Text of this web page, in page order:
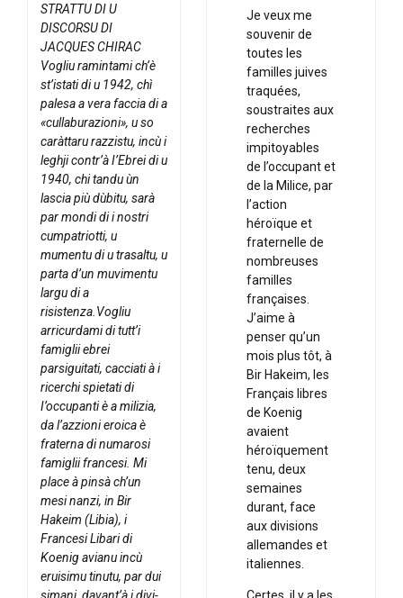
STRATTU DI U
DISCORSU DI
JACQUES CHIRAC
Vogliu ramintami ch’è
st’istati di u 1942, chì
palesa a vera faccia di a
«cullaburazioni», u so
caràttaru razzistu, incù i
leghji contr’à I’Ebrei di u
1940, chi tandu ùn
lascia più dùbitu, sarà
par mondi di i nostri
cumpatriotti, u
mumentu di u trasaltu, u
parta d’un muvimentu
largu di a
risistenza. Vogliu
arricurdami di tutt’i
famiglii ebrei
parsiguitati, cacciati à i
ricerchi spietati di
I’occupanti è a milizia,
da l’azzioni eroica è
fraterna di numarosi
famiglii francesi. Mi
place à pinsà ch’un
mesi nanzi, in Bir
Hakeim (Libia), i
Francesi Libari di
Koenig avianu incù
eruisimu tinutu, par dui
simani, davant’à i divi­
Je veux me
souvenir de
toutes les
familles juives
traquées,
soustraites aux
recherches
impitoyables
de l’occupant et
de la Milice, par
l’action
héroïque et
fraternelle de
nombreuses
familles
françaises.
J’aime à
penser qu’un
mois plus tôt, à
Bir Hakeim, les
Français libres
de Koenig
avaient
héroïquement
tenu, deux
semaines
durant, face
aux divisions
allemandes et
italiennes.
Certes, il y a les